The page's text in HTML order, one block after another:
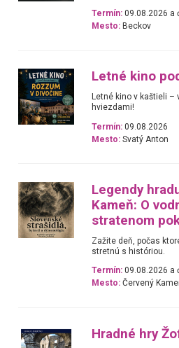
Termín: 09.08.2026 a
Mesto: Beckov
Letné kino
Letné kino v kaštieli –
hviezdami!
Termín: 09.08.2026
Mesto: Svatý Anton
Legendy
Kameň: O
stratenom
Zažite deň, počas
stretnú s históriou.
Termín: 09.08.2026 a
Mesto: Červený
Hradné hry